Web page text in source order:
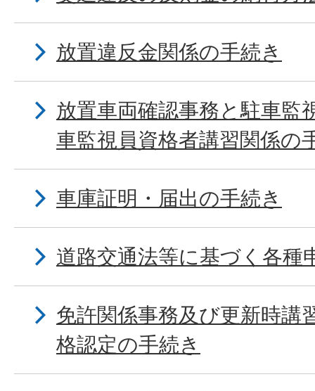
放置違反金関係の手続き
放置車両確認事務と駐車監
車監視員資格者講習関係の
車庫証明・届出の手続き
道路交通法等に基づく各種
免許関係事務及び更新時講
格認定の手続き